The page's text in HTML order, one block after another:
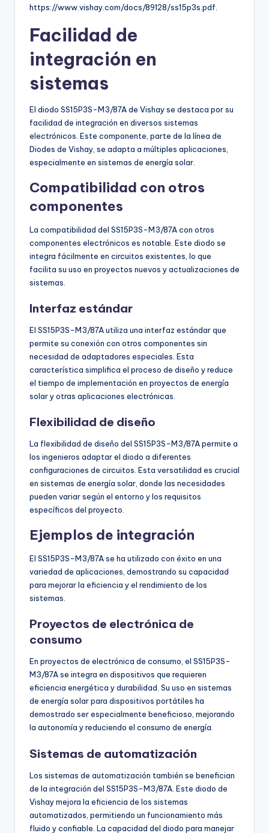
https://www.vishay.com/docs/89128/ss15p3s.pdf.
Facilidad de
integración en
sistemas
El diodo SS15P3S-M3/87A de Vishay se destaca por su
facilidad de integración en diversos sistemas
electrónicos. Este componente, parte de la línea de
Diodes de Vishay, se adapta a múltiples aplicaciones,
especialmente en sistemas de energía solar.
Compatibilidad con otros
componentes
La compatibilidad del SS15P3S-M3/87A con otros
componentes electrónicos es notable. Este diodo se
integra fácilmente en circuitos existentes, lo que
facilita su uso en proyectos nuevos y actualizaciones de
sistemas.
Interfaz estándar
El SS15P3S-M3/87A utiliza una interfaz estándar que
permite su conexión con otros componentes sin
necesidad de adaptadores especiales. Esta
característica simplifica el proceso de diseño y reduce
el tiempo de implementación en proyectos de energía
solar y otras aplicaciones electrónicas.
Flexibilidad de diseño
La flexibilidad de diseño del SS15P3S-M3/87A permite a
los ingenieros adaptar el diodo a diferentes
configuraciones de circuitos. Esta versatilidad es crucial
en sistemas de energía solar, donde las necesidades
pueden variar según el entorno y los requisitos
específicos del proyecto.
Ejemplos de integración
El SS15P3S-M3/87A se ha utilizado con éxito en una
variedad de aplicaciones, demostrando su capacidad
para mejorar la eficiencia y el rendimiento de los
sistemas.
Proyectos de electrónica de
consumo
En proyectos de electrónica de consumo, el SS15P3S-
M3/87A se integra en dispositivos que requieren
eficiencia energética y durabilidad. Su uso en sistemas
de energía solar para dispositivos portátiles ha
demostrado ser especialmente beneficioso, mejorando
la autonomía y reduciendo el consumo de energía.
Sistemas de automatización
Los sistemas de automatización también se benefician
de la integración del SS15P3S-M3/87A. Este diodo de
Vishay mejora la eficiencia de los sistemas
automatizados, permitiendo un funcionamiento más
fluido y confiable. La capacidad del diodo para manejar